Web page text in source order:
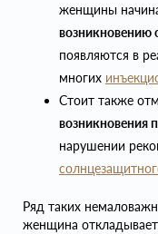
женщины
возникновению
появляются в
многих
Стоит также
возникновения
нарушении
Ряд таких
женщина